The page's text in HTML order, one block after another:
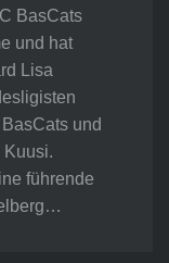
BasCats
und hat
Lisa
und
Kuusi.
führende